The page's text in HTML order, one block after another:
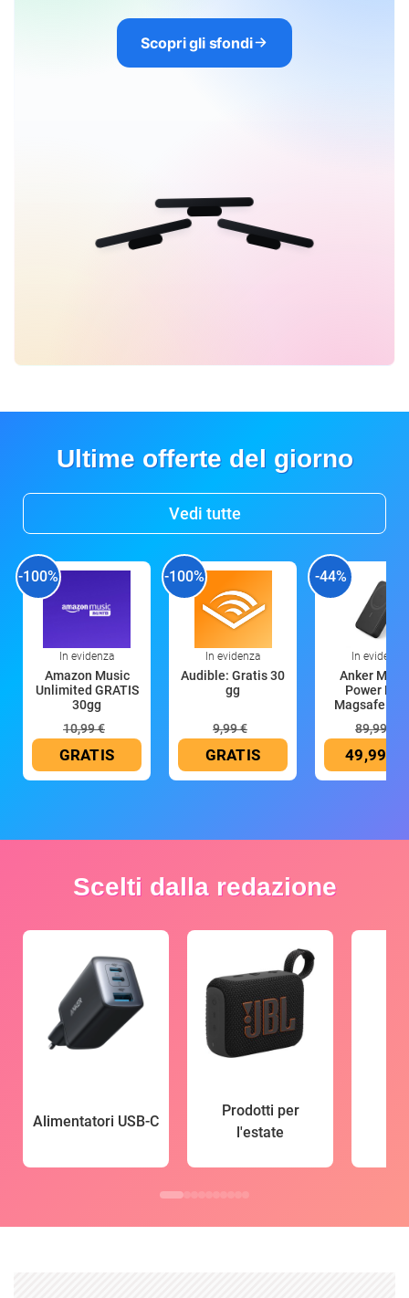
Scopri gli sfondi
Ultime offerte del giorno
Vedi tutte
-100%
In evidenza
Amazon Music
Unlimited GRATIS
30gg
10,99 €
GRATIS
-100%
In evidenza
Audible: Gratis 30
gg
9,99 €
GRATIS
-44%
In evidenza
Anker
Power
Magsafe
89,99 €
49,99 €
Scelti dalla redazione
Alimentatori USB-C
Prodotti per
l'estate